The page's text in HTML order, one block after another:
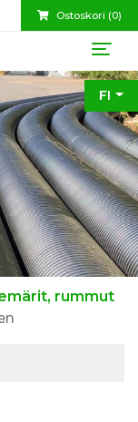
Ostoskori (0)
FI
rummut